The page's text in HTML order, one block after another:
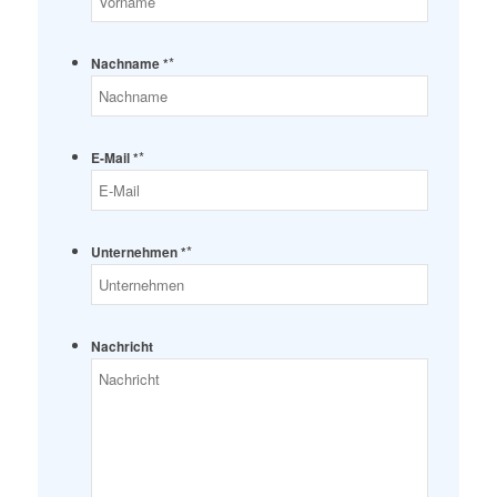
Nachname **
E-Mail **
Unternehmen **
Nachricht